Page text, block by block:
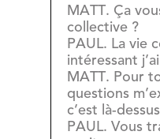
MATT. Ça
collective ?
PAUL. La vie
intéressant
MATT. Pour
questions
c’est là-
PAUL. Vous